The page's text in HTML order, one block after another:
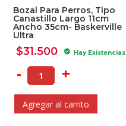
Bozal Para Perros, Tipo
Canastillo Largo 11cm
Ancho 35cm- Baskerville
Ultra
$31.500 check_circle Hay Existencias
- +
Agregar al carrito